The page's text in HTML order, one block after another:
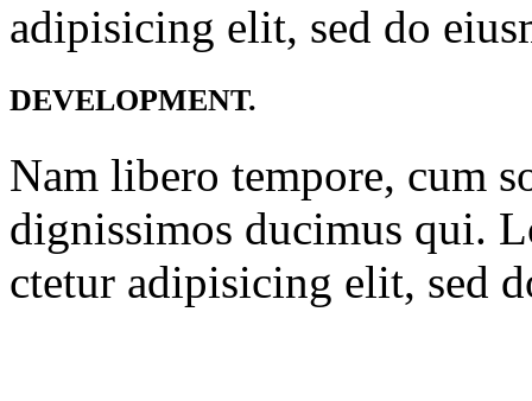
adipisicing elit, sed do
DEVELOPMENT.
Nam libero tempore, cum
dignissimos ducimus qui.
ctetur adipisicing elit, sed